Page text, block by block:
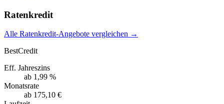
Ratenkredit
Alle Ratenkredit-Angebote vergleichen →
BestCredit
Eff. Jahreszins
ab 1,99 %
Monatsrate
ab 175,10 €